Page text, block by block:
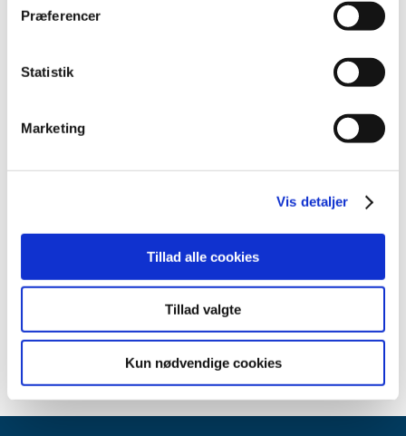
Præferencer
Statistik
Marketing
Vis detaljer
Tillad alle cookies
Tillad valgte
Kun nødvendige cookies
maj (2)
2013 (49)
2009 (14)
2007 (3)
2005 (2)